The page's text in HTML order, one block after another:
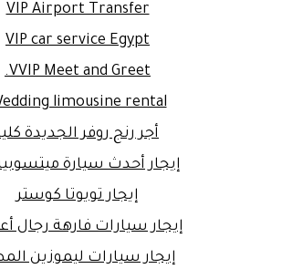
VIP Airport Transfer
VIP car service Egypt
VVIP Meet and Greet.
limousine rental
أجر رنج روفر الجديدة
إيجار أحدث سيارة
إيجار تويوتا كوستر
إيجار سيارات فارهة رجال
إيجار سيارات ليموزين